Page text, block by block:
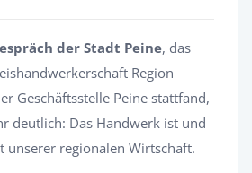
der Stadt Peine, das
Region
Geschäftsstelle Peine stattfand,
deutlich: Das Handwerk ist und
unserer regionalen Wirtschaft.